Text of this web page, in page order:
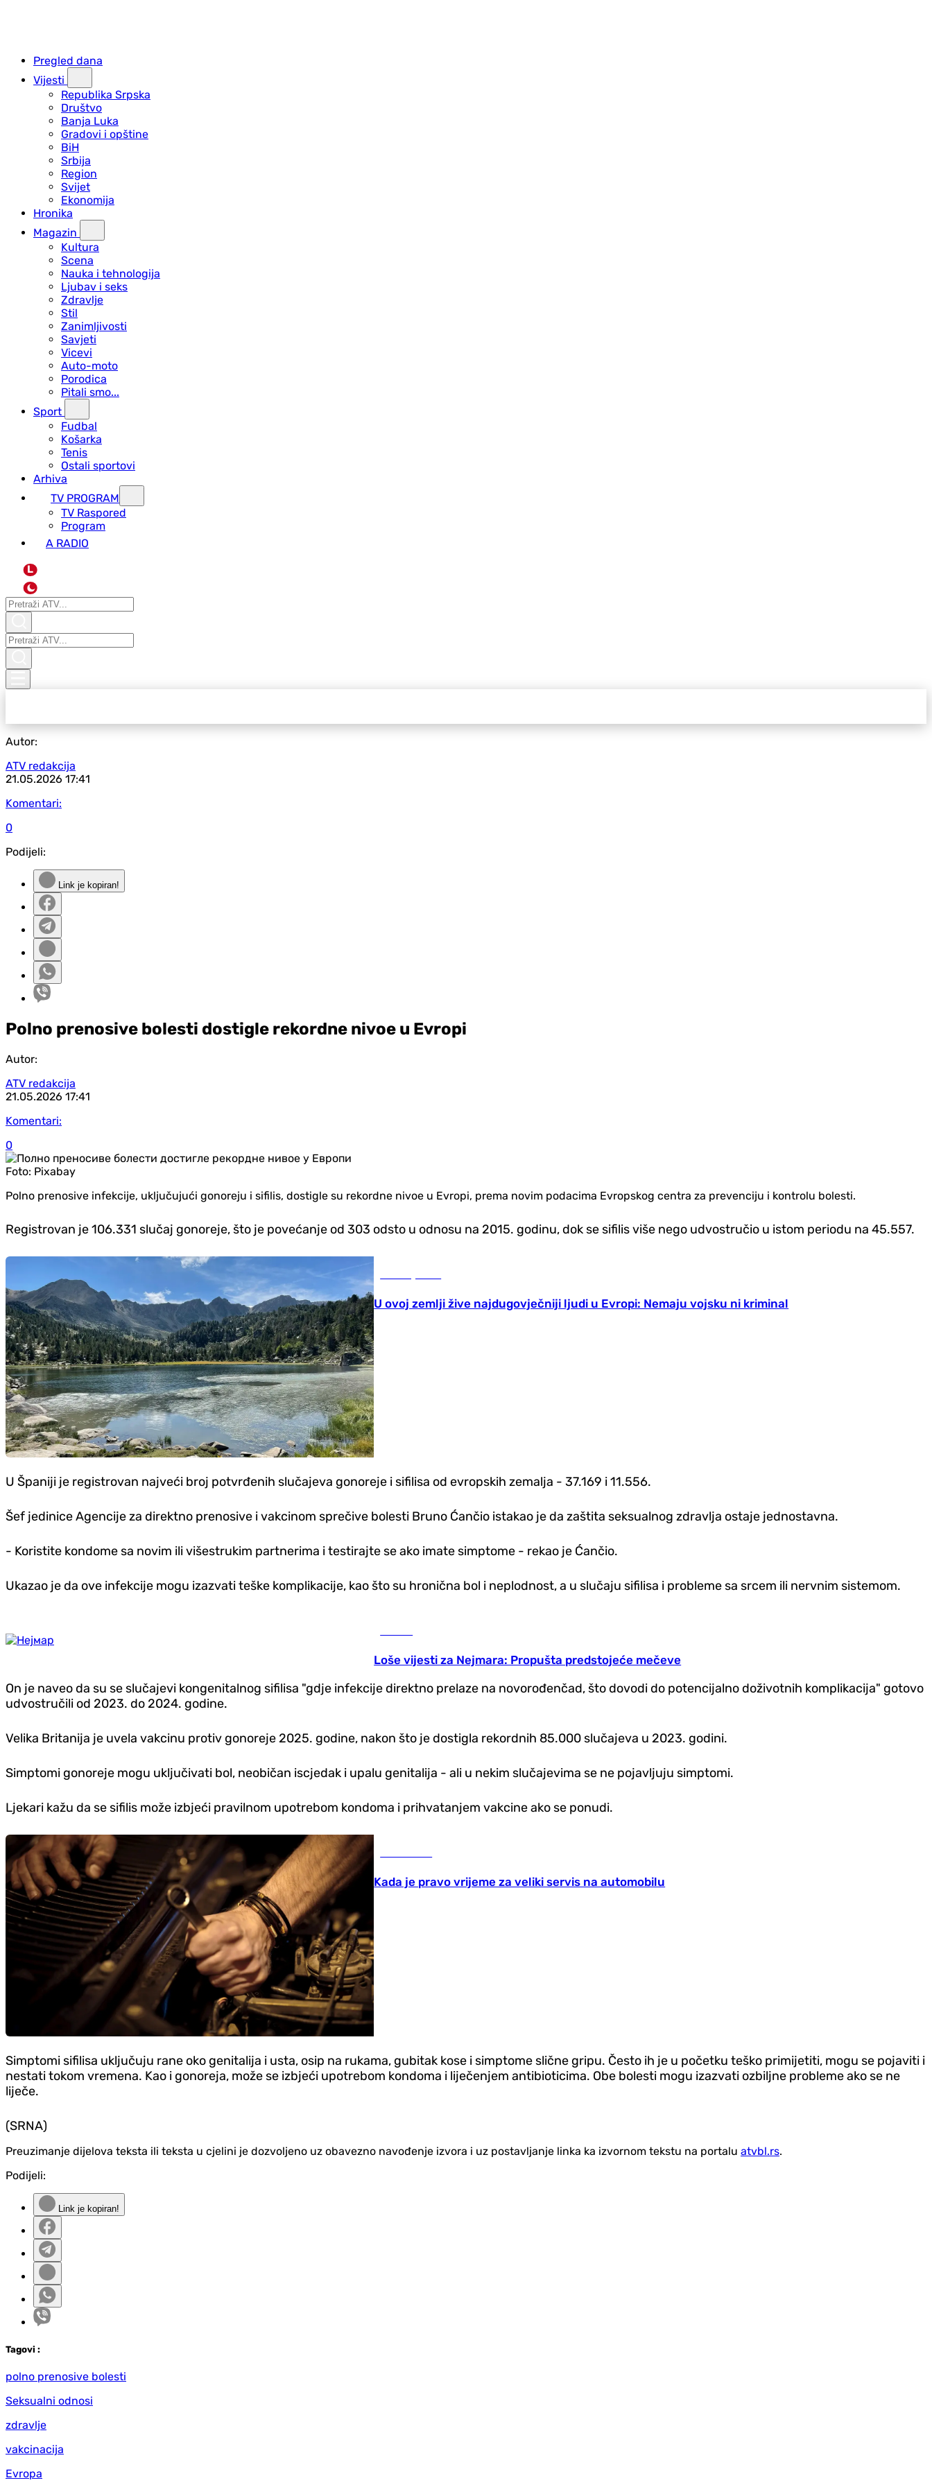
Pregled dana
Vijesti
Republika Srpska
Društvo
Banja Luka
Gradovi i opštine
BiH
Srbija
Region
Svijet
Ekonomija
Hronika
Magazin
Kultura
Scena
Nauka i tehnologija
Ljubav i seks
Zdravlje
Stil
Zanimljivosti
Savjeti
Vicevi
Auto-moto
Porodica
Pitali smo...
Sport
Fudbal
Košarka
Tenis
Ostali sportovi
Arhiva
TV PROGRAM
ТV Raspored
Program
A RADIO
L
Autor:
ATV redakcija
21.05.2026 17:41
Komentari:
0
Podijeli:
Link je kopiran!
Polno prenosive bolesti dostigle rekordne nivoe u Evropi
Autor:
ATV redakcija
21.05.2026 17:41
Komentari:
0
Foto: Pixabay
Polno prenosive infekcije, uključujući gonoreju i sifilis, dostigle su rekordne nivoe u Evropi, prema novim podacima Evropskog centra za prevenciju i kontrolu bolesti.
Registrovan je 106.331 slučaj gonoreje, što je povećanje od 303 odsto u odnosu na 2015. godinu, dok se sifilis više nego udvostručio u istom periodu na 45.557.
U ovoj zemlji žive najdugovječniji ljudi u Evropi: Nemaju vojsku ni kriminal
U Španiji je registrovan najveći broj potvrđenih slučajeva gonoreje i sifilisa od evropskih zemalja - 37.169 i 11.556.
Šef jedinice Agencije za direktno prenosive i vakcinom sprečive bolesti Bruno Ćančio istakao je da zaštita seksualnog zdravlja ostaje jednostavna.
- Koristite kondome sa novim ili višestrukim partnerima i testirajte se ako imate simptome - rekao je Ćančio.
Ukazao je da ove infekcije mogu izazvati teške komplikacije, kao što su hronična bol i neplodnost, a u slučaju sifilisa i probleme sa srcem ili nervnim sistemom.
Loše vijesti za Nejmara: Propušta predstojeće mečeve
On je naveo da su se slučajevi kongenitalnog sifilisa "gdje infekcije direktno prelaze na novorođenčad, što dovodi do potencijalno doživotnih komplikacija" gotovo
udvostručili od 2023. do 2024. godine.
Velika Britanija je uvela vakcinu protiv gonoreje 2025. godine, nakon što je dostigla rekordnih 85.000 slučajeva u 2023. godini.
Simptomi gonoreje mogu uključivati bol, neobičan iscjedak i upalu genitalija - ali u nekim slučajevima se ne pojavljuju simptomi.
Ljekari kažu da se sifilis može izbjeći pravilnom upotrebom kondoma i prihvatanjem vakcine ako se ponudi.
Kada je pravo vrijeme za veliki servis na automobilu
Simptomi sifilisa uključuju rane oko genitalija i usta, osip na rukama, gubitak kose i simptome slične gripu. Često ih je u početku teško primijetiti, mogu se pojaviti i
nestati tokom vremena. Kao i gonoreja, može se izbjeći upotrebom kondoma i liječenjem antibioticima. Obe bolesti mogu izazvati ozbiljne probleme ako se ne
liječe.
(SRNA)
Preuzimanje dijelova teksta ili teksta u cjelini je dozvoljeno uz obavezno navođenje izvora i uz postavljanje linka ka izvornom tekstu na portalu atvbl.rs.
Podijeli:
Link je kopiran!
Tagovi :
polno prenosive bolesti
Seksualni odnosi
zdravlje
vakcinacija
Evropa